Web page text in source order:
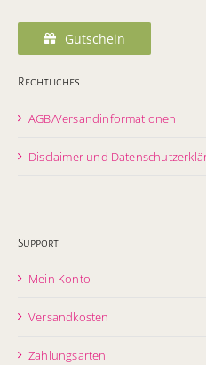
Gutschein
Rechtliches
AGB/Versandinformationen
Disclaimer und
Support
Mein Konto
Versandkosten
Zahlungsarten